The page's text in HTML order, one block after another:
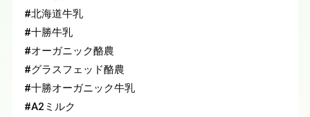
#北海道牛乳
#十勝牛乳
#オーガニック酪農
#グラスフェッド酪農
#十勝オーガニック牛乳
#A2ミルク